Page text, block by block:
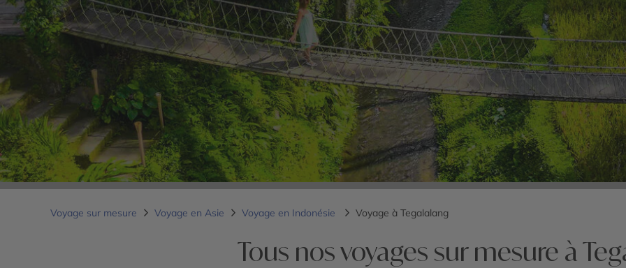
Voyage sur mesure Voyage en Asie Voyage en Indonésie Voyage à Tegalalang
Tous nos voyages sur mesure à